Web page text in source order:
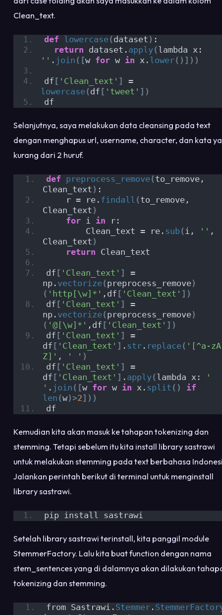
Clean_text.
def lowercase(dataset ) :
return dataset. apply(
'' . join ([w for w in x. lower()]))
df [ 'Clean_text' ]
=
lowercase(df [ 'tweet' ])
df
Selanjutnya, saya melakukan data cleansing pada text
dengan menghapus url, username, character, dan kata
kurang dari 2 huruf.
def preprocess_remove(to_remove,
Clean_text ) :
    r = re.
findall (to_remove,
Clean_text )
for i in r:
        Clean_text = re.
sub(i, '' ,
Clean_text )
return Clean_text
df [ 'Clean_text' ]
=
np. vectorize(preprocess_remove)
( 'http[\w]*' ,df [ 'Clean_text' ])
df [ 'Clean_text' ]
=
np. vectorize(preprocess_remove)
( '@[\w]*' ,df [ 'Clean_text' ])
df [ 'Clean_text' ]
=
df [ 'Clean_text' ] . str. replace( '[^a-
Z]' , ' ' )
df [ 'Clean_text' ]
=
df [ 'Clean_text' ] . apply(lambda x:
'
' . join ([w for w in x. split ()
if
len (w)>2]))
df
Kemudian kita akan masuk ke tahapan tokenizing dan
stemming. Tetapi sebelum itu kita install library sastrawi
untuk melakukan stemming pada text berbahasa
Jalankan perintah berikut di terminal untuk menginstall
library sastrawi.
pip install sastrawi
Setelah library sastrawi terinstall, kita panggil module
StemmerFactory. Lalu kita buat function dengan nama
stem_sentences yang di dalamnya akan dilakukan
tokenizing dan stemming.
from Sastrawi. Stemmer.